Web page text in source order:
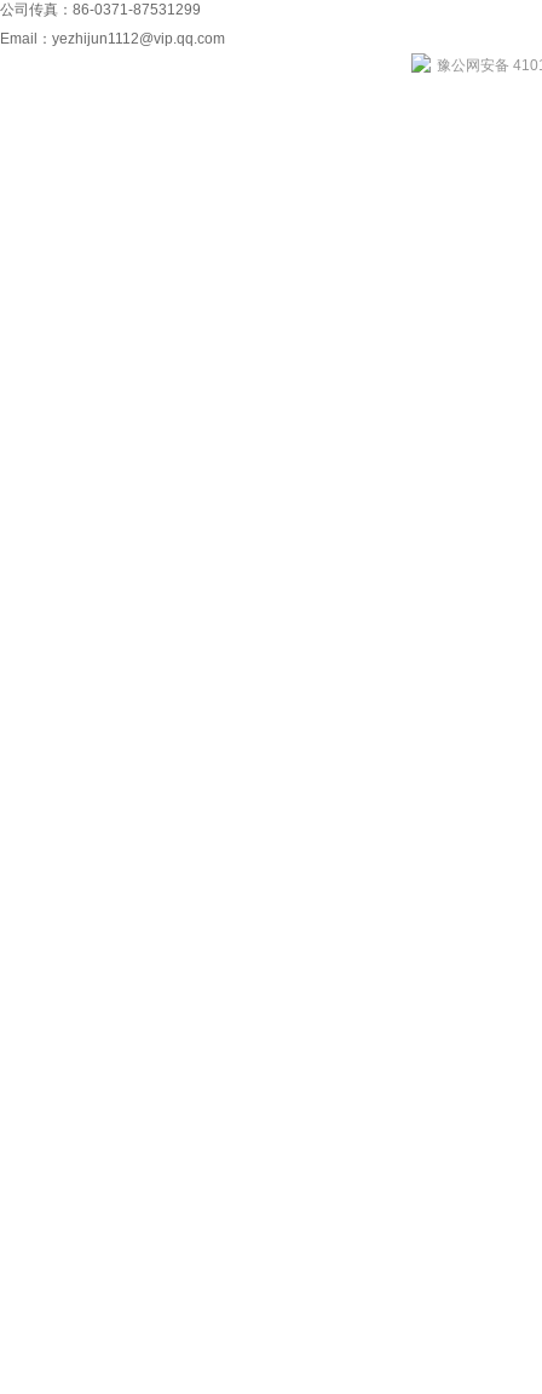
公司传真：86-0371-87531299
Email： yezhijun1112@vip.qq.com
豫公网安备